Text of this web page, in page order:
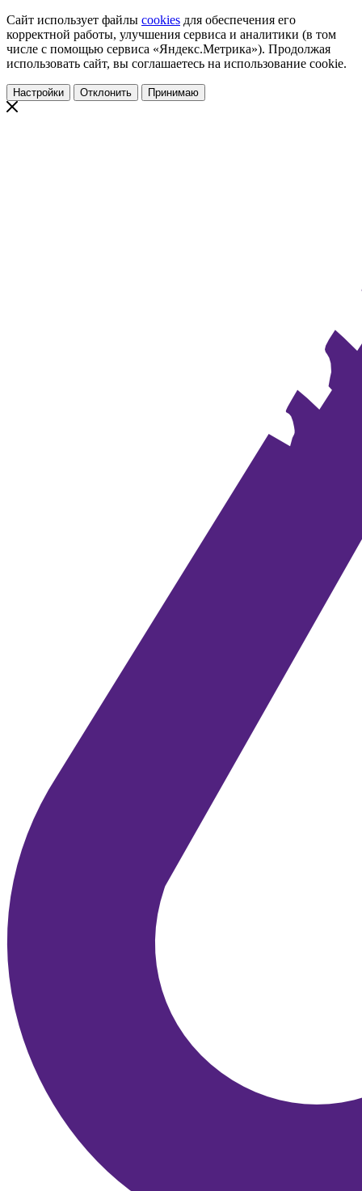
Сайт использует файлы cookies для обеспечения его
корректной работы, улучшения сервиса и аналитики (в том
числе с помощью сервиса «Яндекс.Метрика»). Продолжая
использовать сайт, вы соглашаетесь на использование cookie.
Настройки Отклонить Принимаю